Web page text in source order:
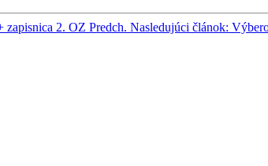
zapisnica 2. OZ Predch. Nasledujúci článok: